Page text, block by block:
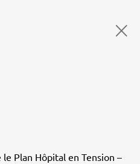
Plan Hôpital en Tension –